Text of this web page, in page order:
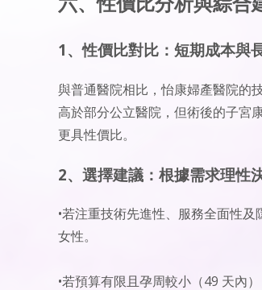
1、性價比對比：短期成本與
與普通醫院相比，怡康婦產醫院的
高於部分公立醫院，但術後的子宮
更具性價比。
2、選擇建議：根據需求理性
•若注重技術先進性、服務全面性
女性。
•若預算有限且孕周較小（49 天內